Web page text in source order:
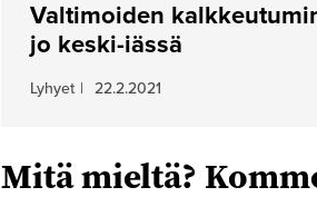
Valtimoiden
jo keski-iässä
Lyhyet | 22.2.2021
Mitä mieltä?